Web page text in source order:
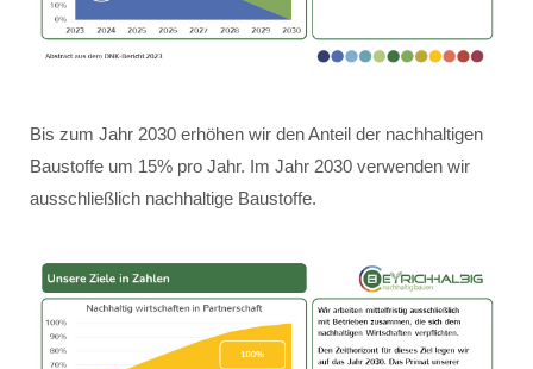
Bis zum Jahr 2030 erhöhen wir den Anteil der nachhaltigen
Baustoffe um 15% pro Jahr. Im Jahr 2030 verwenden wir
ausschließlich nachhaltige Baustoffe.